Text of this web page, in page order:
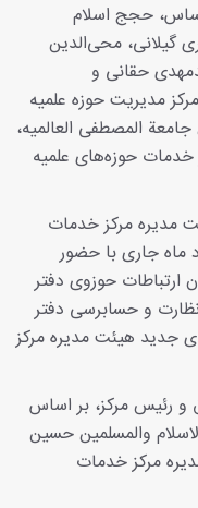
حجج اسلام
گیلانی، محی‌الدین
حقانی و
مدیریت حوزه علمیه
المصطفی العالمیه،
حوزه‌های علمیه
مدیره مرکز خدمات
ماه جاری با حضور
ارتباطات حوزوی دفتر
و حسابرسی دفتر
جدید هیئت مدیره مرکز
رئیس مرکز، بر اساس
والمسلمین حسین
مرکز خدمات